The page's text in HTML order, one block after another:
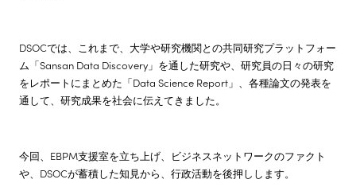
DSOCでは、これまで、大学や研究機関との共同研究プラットフォー
ム「Sansan Data Discovery」を通した研究や、研究員の日々の研究
をレポートにまとめた「Data Science Report」、各種論文の発表を
通して、研究成果を社会に伝えてきました。
今回、EBPM支援室を立ち上げ、ビジネスネットワークのファクト
や、DSOCが蓄積した知見から、行政活動を後押しします。